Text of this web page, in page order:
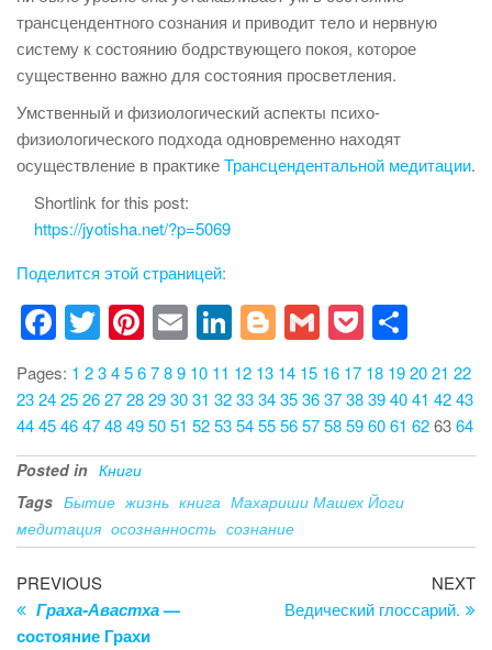
трансцендентного сознания и приводит тело и нервную
систему к состоянию бодрствующего покоя, которое
существенно важно для состояния просветления.
Умственный и физиологический аспекты психо-
физиологического подхода одновременно находят
осуществление в практикеТрансцендентальной медитации.
Shortlink for this post:
https://jyotisha.net/?p=5069
Поделится этой страницей:
F
a
c
e
b
o
o
k
T
wi
tt
er
Pi
nt
er
e
st
E
m
ail
Li
n
k
e
dI
n
Bl
o
g
g
er
G
m
ail
P
o
ck
et
h
ar
e
Pages: 1 23456789 10 11 12 13 14 15 16 17 18 192021 22
232425262728293031 32333435363738394041 4243
4445464748495051 52535455565758596061 626364
Posted in Книги
Tags Бытие жизнь книга Махариши Машех Йоги
медитация осознанность сознание
Post
navigation
Previous
Post
PREVIOUS
Граха-Авастха—
состояние Грахи
NEXT
Ведический глоссарий.